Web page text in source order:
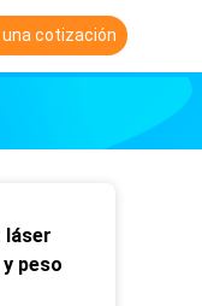
cotización
láser
peso